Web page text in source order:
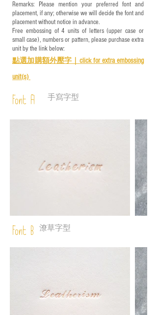
Remarks: Please mention your preferred font and
placement, if any; otherwise we will decide the font and
placement without notice in advance.
Free embossing of 4 units of letters (upper case or
small case), numbers or pattern, please purchase extra
unit by the link below:
點選加購額外壓字｜ click for extra embossing
unit(s)
Font A 手寫字型
Font B 潦草字型